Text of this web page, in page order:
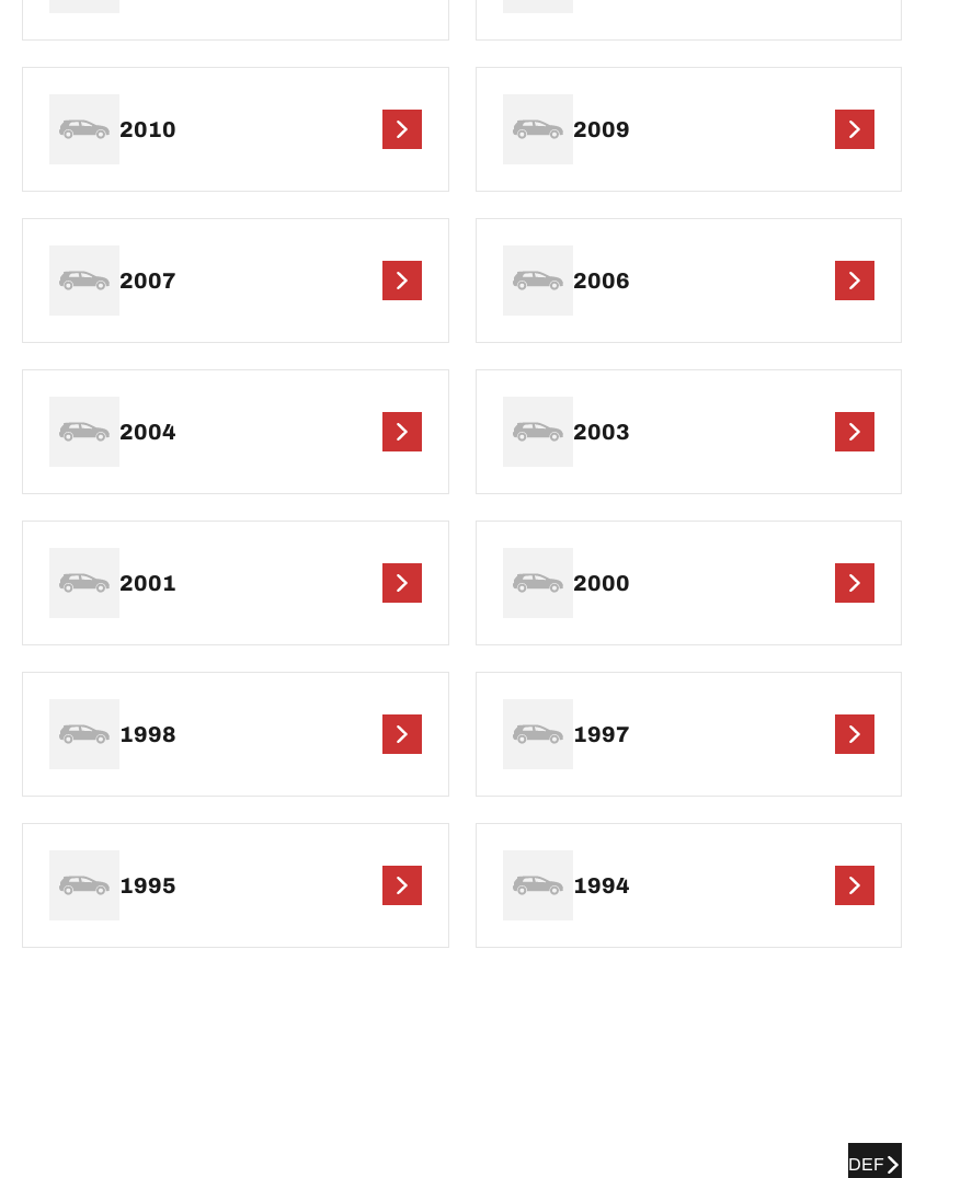
2010 2009
2007 2006
2004 2003
2001 2000
1998 1997
1995 1994
DEF